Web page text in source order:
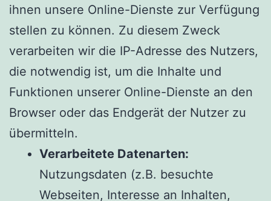
ihnen unsere Online-Dienste zur Verfügung
stellen zu können. Zu diesem Zweck
verarbeiten wir die IP-Adresse des Nutzers,
die notwendig ist, um die Inhalte und
Funktionen unserer Online-Dienste an den
Browser oder das Endgerät der Nutzer zu
übermitteln.
Verarbeitete Datenarten:
Nutzungsdaten (z.B. besuchte
Webseiten, Interesse an Inhalten,